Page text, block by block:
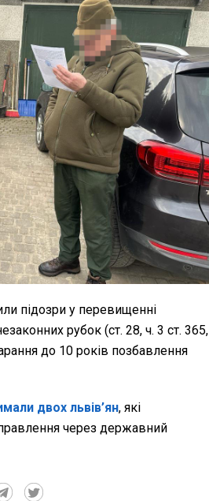
підозри у перевищенні
рубок (ст. 28, ч. 3 ст. 365,
до 10 років позбавлення
двох львів’ян, які
через державний